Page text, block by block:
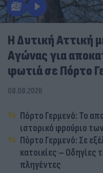
Η Δυτική Αττική
Αγώνας για
φωτιά σε Πόρτο
08.08.2026
Πόρτο Γερμενό: Το
ιστορικό φρούριο
Πόρτο Γερμενό: Σε
κατοικίες – Οδηγίες
πληγέντες